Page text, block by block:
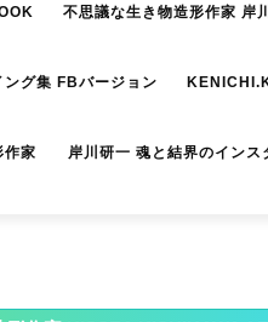
不思議な生き物造形作家 岸
ング集 FBバージョン
作家 岸川研一 魂と結界のインス